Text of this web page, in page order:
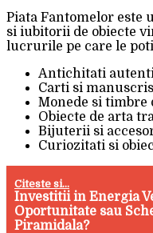
Piata Fantomelor este
si iubitorii de obiecte
lucrurile pe care le
Antichitati
Carti si
Monede si timbre
Obiecte de arta
Bijuterii si
Curiozitati si
Citeste si...
Investitii in Energia
Oportunitate sau
Piramidala?